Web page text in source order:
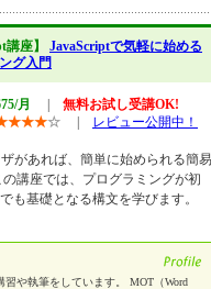
講座】 JavaScriptで気軽に始める
グ入門
月
無料お試し受講OK!
★★★☆ レビュー公開中！
があれば、簡単に始められる簡易
講座では、プログラミングが初
も基礎となる構文を学びます。
習や執筆をしています。 MOT（Word